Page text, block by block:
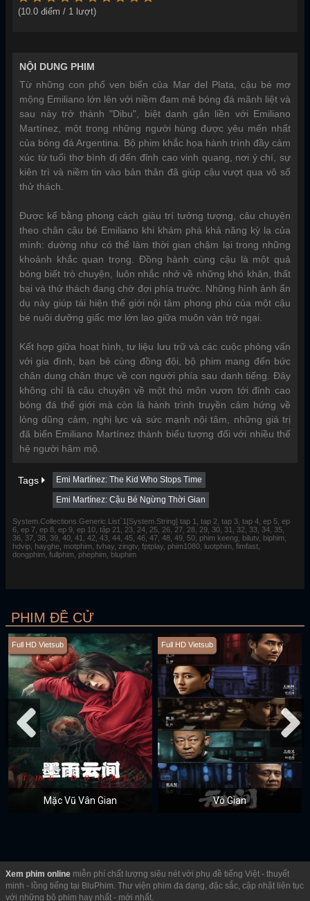
(10.0 điểm / 1 lượt)
NỘI DUNG PHIM
Từ những con phố ven biển của Mar del Plata, cậu bé mơ
mộng Emiliano lớn lên với niềm đam mê bóng đá mãnh liệt và
sau này trở thành "Dibu", biệt danh gắn liền với Emiliano
Martínez, một trong những người hùng được yêu mến nhất
của bóng đá Argentina. Bộ phim khắc họa hành trình đầy cảm
xúc từ tuổi thơ bình dị đến đỉnh cao vinh quang, nơi ý chí, sự
kiên trì và niềm tin vào bản thân đã giúp cậu vượt qua vô số
thử thách.
Được kể bằng phong cách giàu trí tưởng tượng, câu chuyện
theo chân cậu bé Emiliano khi khám phá khả năng kỳ lạ của
mình: dường như có thể làm thời gian chậm lại trong những
khoảnh khắc quan trọng. Đồng hành cùng cậu là một quả
bóng biết trò chuyện, luôn nhắc nhở về những khó khăn, thất
bại và thử thách đang chờ đợi phía trước. Những hình ảnh ẩn
dụ này giúp tái hiện thế giới nội tâm phong phú của một cậu
bé nuôi dưỡng giấc mơ lớn lao giữa muôn vàn trở ngại.
Kết hợp giữa hoạt hình, tư liệu lưu trữ và các cuộc phỏng vấn
với gia đình, bạn bè cùng đồng đội, bộ phim mang đến bức
chân dung chân thực về con người phía sau danh tiếng. Đây
không chỉ là câu chuyện về một thủ môn vươn tới đỉnh cao
bóng đá thế giới mà còn là hành trình truyền cảm hứng về
lòng dũng cảm, nghị lực và sức mạnh nội tâm, những giá trị
đã biến Emiliano Martínez thành biểu tượng đối với nhiều thế
hệ người hâm mộ.
Tags Emi Martínez: The Kid Who Stops Time
Emi Martínez: Cậu Bé Ngừng Thời Gian
System.Collections.Generic.List`1[System.String] tap 1, tap 2, tap 3, tap 4, ep 5, ep
6, ep 7, ep 8, ep 9, ep 10, tập 21, 23, 24, 25, 26, 27, 28, 29, 30, 31, 32, 33, 34, 35,
36, 37, 38, 39, 40, 41, 42, 43, 44, 45, 46, 47, 48, 49, 50, phim keeng, bilutv, biphim,
hdvip, hayghe, motphim, tvhay, zingtv, fptplay, phim1080, luotphim, fimfast,
dongphim, fullphim, phephim, bluphim
PHIM ĐỀ CỬ
Full HD Vietsub
Mặc Vũ Vân Gian
Full HD Vietsub
Vô Gian
Xem phim online miễn phí chất lượng siêu nét với phụ đề tiếng Việt - thuyết
minh - lồng tiếng tại BluPhim. Thư viện phim đa dạng, đặc sắc, cập nhật liên tục
với những bộ phim hay nhất - mới nhất.